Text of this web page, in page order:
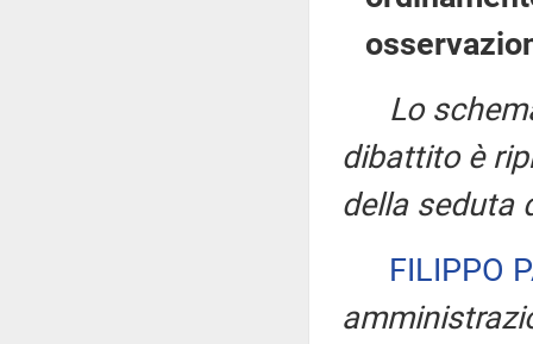
Lo
dibattito è
della seduta
FILIPPO